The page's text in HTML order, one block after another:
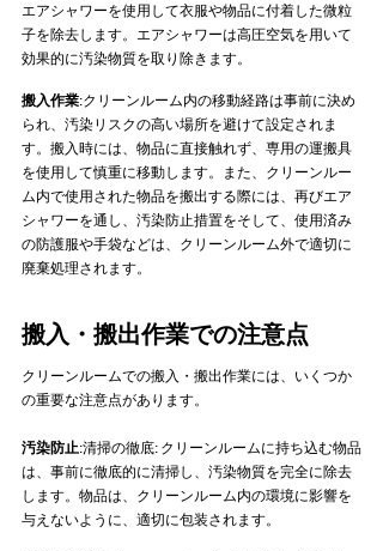
エアシャワーを使用して衣服や物品に付着した微粒
子を除去します。エアシャワーは高圧空気を用いて
効果的に汚染物質を取り除きます。
搬入作業:クリーンルーム内の移動経路は事前に決め
られ、汚染リスクの高い場所を避けて設定されま
す。搬入時には、物品に直接触れず、専用の運搬具
を使用して慎重に移動します。また、クリーンルー
ム内で使用された物品を搬出する際には、再びエア
シャワーを通し、汚染防止措置をそして、使用済み
の防護服や手袋などは、クリーンルーム外で適切に
廃棄処理されます。
搬入・搬出作業での注意点
クリーンルームでの搬入・搬出作業には、いくつか
の重要な注意点があります。
汚染防止:清掃の徹底: クリーンルームに持ち込む物品
は、事前に徹底的に清掃し、汚染物質を完全に除去
します。物品は、クリーンルーム内の環境に影響を
与えないように、適切に包装されます。